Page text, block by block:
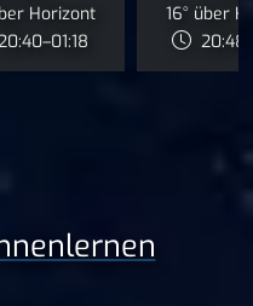
Horizont
16° über